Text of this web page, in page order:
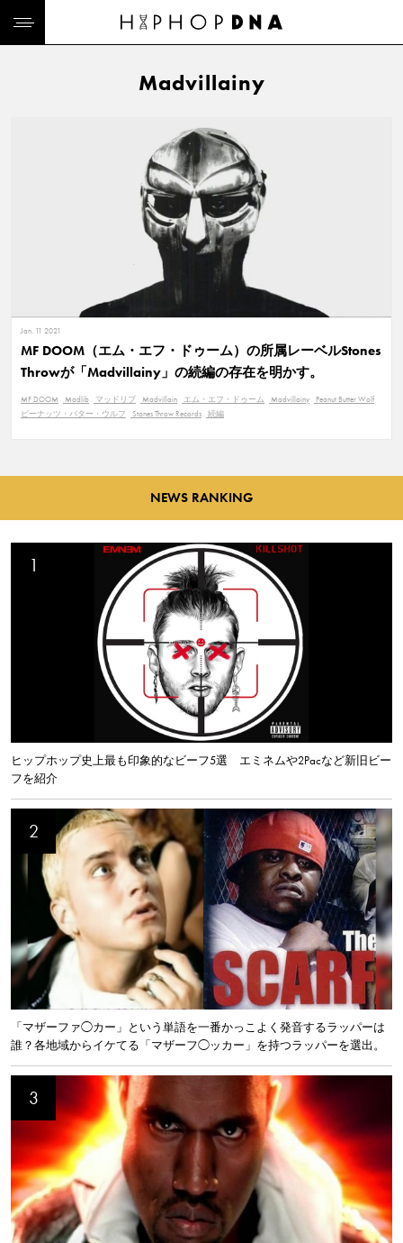
Madvillainy
Jan. 11 2021
MF DOOM（エム・エフ・ドゥーム）の所属レーベルStones
Throwが「Madvillainy」の続編の存在を明かす。
MF DOOM Madlib マッドリブ Madvillain エム・エフ・ドゥーム Madvillainy
Peanut Butter Wolf
ピーナッツ・バター・ウルフ
Stones Throw Records 続編
NEWS RANKING
ヒップホップ史上最も印象的なビーフ5選 エミネムや2Pacなど新旧ビー
フを紹介
「マザーファ◯カー」という単語を一番かっこよく発音するラッパーは
誰？各地域からイケてる「マザーフ◯ッカー」を持つラッパーを選出。